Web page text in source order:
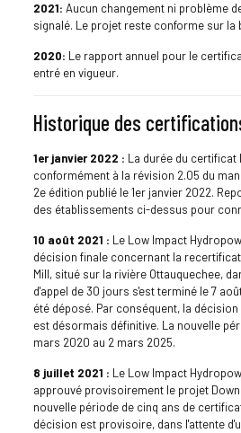
2021: Aucun changement ni problème
signalé. Le projet reste conforme sur la
2020: Le rapport annuel pour le
entré en vigueur.
Historique des
1er janvier 2022 : La durée du certificat
conformément à la révision 2.05 du
2e édition publié le 1er janvier 2022.
des établissements ci-dessus pour
10 août 2021 : Le Low Impact
décision finale concernant la
Mill, situé sur la rivière Ottauquechee,
d'appel de 30 jours s'est terminé le 7
été déposé. Par conséquent, la
est désormais définitive. La nouvelle
mars 2020 au 2 mars 2025.
8 juillet 2021 : Le Low Impact
approuvé provisoirement le projet
nouvelle période de cinq ans de
décision est provisoire, dans l'attente